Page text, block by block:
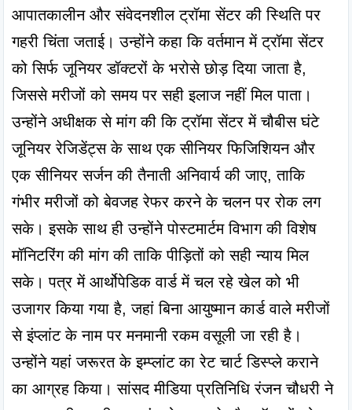
आपातकालीन और संवेदनशील ट्रॉमा सेंटर की स्थिति पर
गहरी चिंता जताई। उन्होंने कहा कि वर्तमान में ट्रॉमा सेंटर
को सिर्फ जूनियर डॉक्टरों के भरोसे छोड़ दिया जाता है,
जिससे मरीजों को समय पर सही इलाज नहीं मिल पाता।
उन्होंने अधीक्षक से मांग की कि ट्रॉमा सेंटर में चौबीस घंटे
जूनियर रेजिडेंट्स के साथ एक सीनियर फिजिशियन और
एक सीनियर सर्जन की तैनाती अनिवार्य की जाए, ताकि
गंभीर मरीजों को बेवजह रेफर करने के चलन पर रोक लग
सके। इसके साथ ही उन्होंने पोस्टमार्टम विभाग की विशेष
मॉनिटरिंग की मांग की ताकि पीड़ितों को सही न्याय मिल
सके। पत्र में आर्थोपेडिक वार्ड में चल रहे खेल को भी
उजागर किया गया है, जहां बिना आयुष्मान कार्ड वाले मरीजों
से इंप्लांट के नाम पर मनमानी रकम वसूली जा रही है।
उन्होंने यहां जरूरत के इम्प्लांट का रेट चार्ट डिस्प्ले कराने
का आग्रह किया। सांसद मीडिया प्रतिनिधि रंजन चौधरी ने